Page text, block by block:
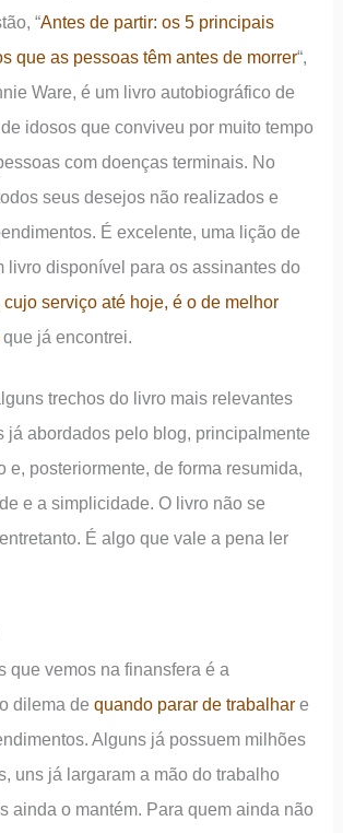
“Antes de partir: os 5 principais
que as pessoas têm antes de morrer“,
Ware, é um livro autobiográfico de
idosos que conviveu por muito tempo
com doenças terminais. No
seus desejos não realizados e
É excelente, uma lição de
livro disponível para os assinantes do
serviço até hoje, é o de melhor
que já encontrei.
trechos do livro mais relevantes
já abordados pelo blog, principalmente
e, posteriormente, de forma resumida,
e a simplicidade. O livro não se
É algo que vale a pena ler
que vemos na finansfera é a
dilema dequando parar de trabalhar e
Alguns já possuem milhões
uns já largaram a mão do trabalho
ainda o mantém. Para quem ainda não